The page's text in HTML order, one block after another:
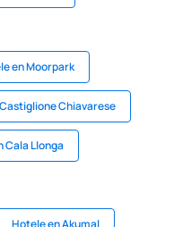
en Moorpark
Chiavarese
Cala Llonga
Hotele en Akumal